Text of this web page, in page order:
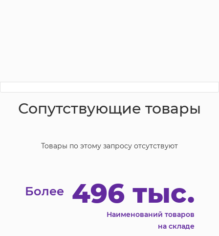
Сопутствующие товары
Товары по этому запросу отсутствуют
Более 496 тыс.
Наименований товаров
на складе